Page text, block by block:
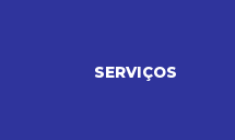
SERVIÇOS